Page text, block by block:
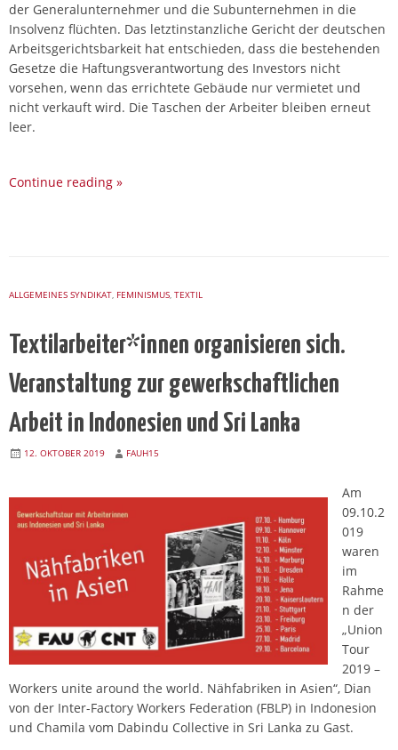
der Generalunternehmer und die Subunternehmen in die
Insolvenz flüchten. Das letztinstanzliche Gericht der deutschen
Arbeitsgerichtsbarkeit hat entschieden, dass die bestehenden
Gesetze die Haftungsverantwortung des Investors nicht
vorsehen, wenn das errichtete Gebäude nur vermietet und
nicht verkauft wird. Die Taschen der Arbeiter bleiben erneut
leer.
Continue reading »
ALLGEMEINES SYNDIKAT, FEMINISMUS, TEXTIL
Textilarbeiter*innen organisieren sich.
Veranstaltung zur gewerkschaftlichen
Arbeit in Indonesien und Sri Lanka
12. OKTOBER 2019 FAUH15
Am
09.10.2
019
waren
im
Rahme
n der
„Union
Tour
2019 –
Workers unite around the world. Nähfabriken in Asien“, Dian
von der Inter-Factory Workers Federation (FBLP) in Indonesion
und Chamila vom Dabindu Collective in Sri Lanka zu Gast.